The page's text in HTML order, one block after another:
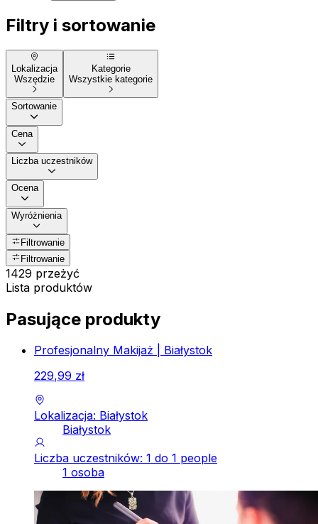
Filtry i sortowanie
Lokalizacja
Wszędzie
Kategorie
Wszystkie kategorie
Sortowanie
Cena
Liczba uczestników
Ocena
Wyróżnienia
Filtrowanie
Filtrowanie
1429 przeżyć
Lista produktów
Pasujące produkty
Profesjonalny Makijaż | Białystok
229,99 zł
Lokalizacja: Białystok
Białystok
Liczba uczestników: 1 do 1 people
1 osoba